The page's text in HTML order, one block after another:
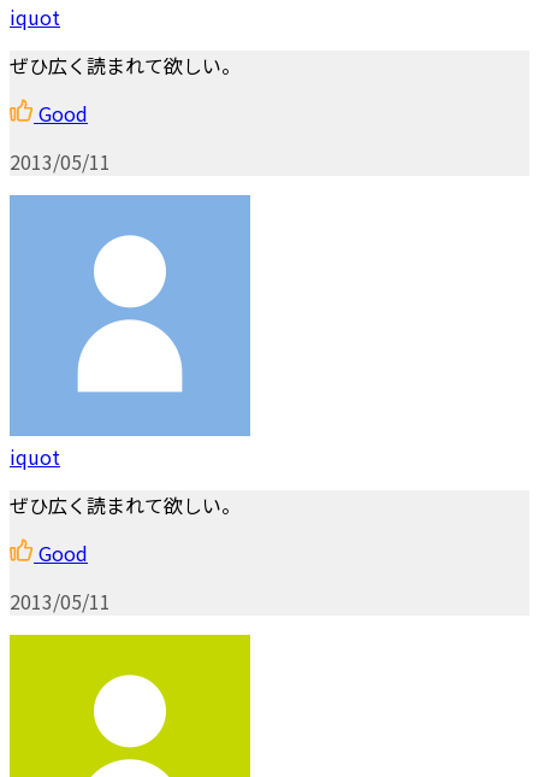
iquot
ぜひ広く読まれて欲しい。
Good
2013/05/11
iquot
ぜひ広く読まれて欲しい。
Good
2013/05/11